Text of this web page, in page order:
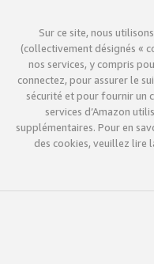
Sur ce site, nous
(collectivement désignés «
nos services, y compris
connectez, pour assurer le
sécurité et pour fournir un
services d’Amazon
supplémentaires. Pour en
des cookies, veuillez lire